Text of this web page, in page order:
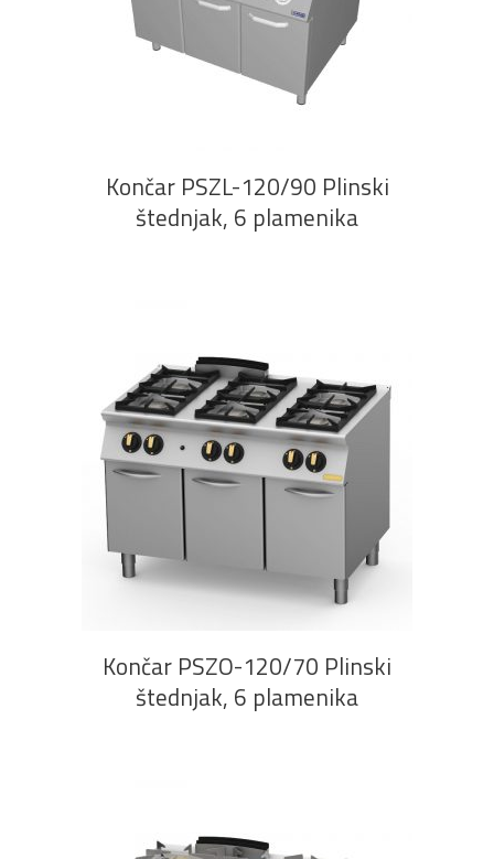
PROČITAJ VIŠE
Končar PSZL-120/90 Plinski
štednjak, 6 plamenika
Končar PSZO-120/70 Plinski
štednjak, 6 plamenika